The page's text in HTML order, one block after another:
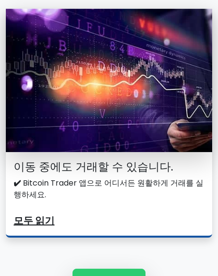
이동 중에도 거래할 수 있습니다.
✔️ Bitcoin Trader 앱으로 어디서든 원활하게 거래를 실
행하세요.
모두 읽기